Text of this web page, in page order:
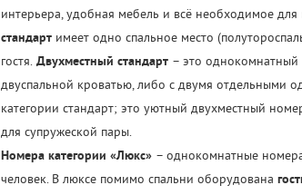
интерьера, удобная мебель и всё необходимое
стандартимеет одно спальное место
гостя. Двухместный стандарт– это однокомнатный
двуспальной кроватью, либо с двумя отдельными
категории стандарт; это уютный двухместный
для супружеской пары.
Номера категории «Люкс»– однокомнатные
человек. В люксе помимо спальни оборудована